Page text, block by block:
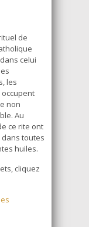
de
celui
les
non
Au
ce rite ont
toutes
huiles.
cliquez